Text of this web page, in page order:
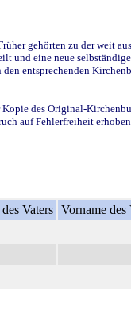
gehörten zu der weit
und eine neue
entsprechenden
des Original-
auf Fehlerfreiheit erhoben.
Vaters Vorname des